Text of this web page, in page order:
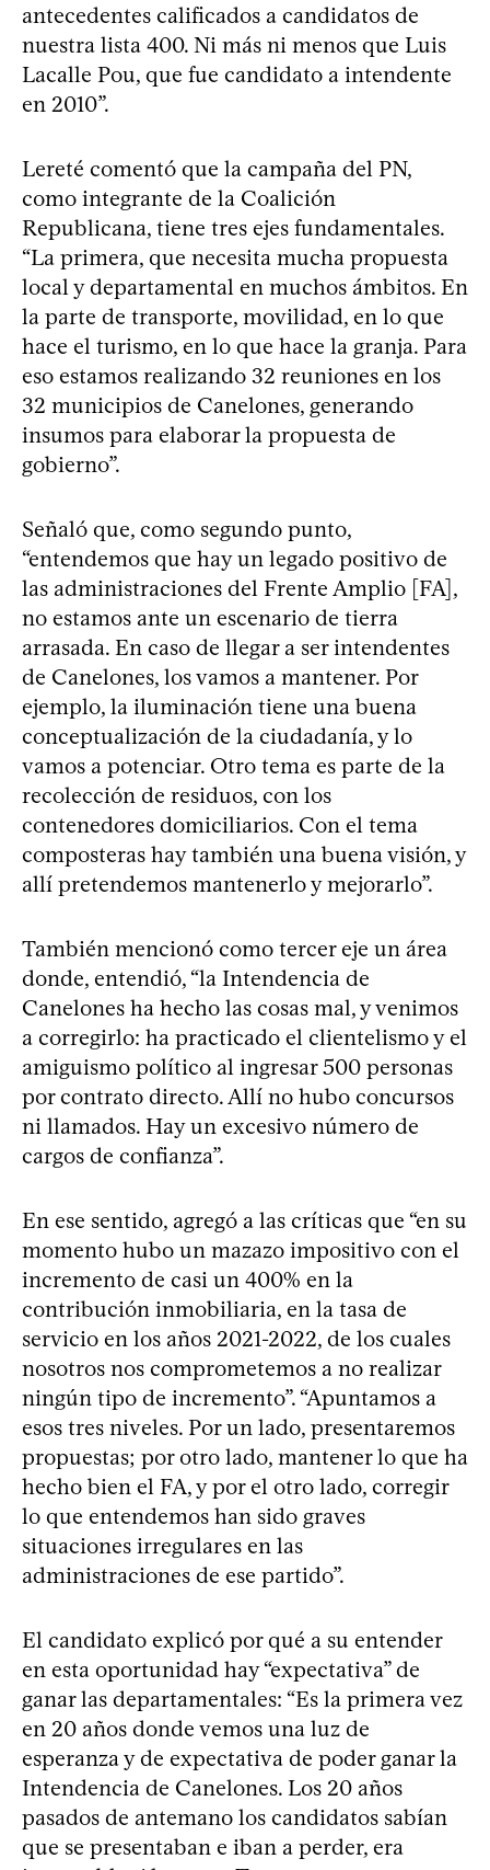
antecedentes calificados a candidatos de
nuestra lista 400. Ni más ni menos que Luis
Lacalle Pou, que fue candidato a intendente
en 2010”.
Lereté comentó que la campaña del PN,
como integrante de la Coalición
Republicana, tiene tres ejes fundamentales.
“La primera, que necesita mucha propuesta
local y departamental en muchos ámbitos. En
la parte de transporte, movilidad, en lo que
hace el turismo, en lo que hace la granja. Para
eso estamos realizando 32 reuniones en los
32 municipios de Canelones, generando
insumos para elaborar la propuesta de
gobierno”.
Señaló que, como segundo punto,
“entendemos que hay un legado positivo de
las administraciones del Frente Amplio [FA],
no estamos ante un escenario de tierra
arrasada. En caso de llegar a ser intendentes
de Canelones, los vamos a mantener. Por
ejemplo, la iluminación tiene una buena
conceptualización de la ciudadanía, y lo
vamos a potenciar. Otro tema es parte de la
recolección de residuos, con los
contenedores domiciliarios. Con el tema
composteras hay también una buena visión, y
allí pretendemos mantenerlo y mejorarlo”.
También mencionó como tercer eje un área
donde, entendió, “la Intendencia de
Canelones ha hecho las cosas mal, y venimos
a corregirlo: ha practicado el clientelismo y el
amiguismo político al ingresar 500 personas
por contrato directo. Allí no hubo concursos
ni llamados. Hay un excesivo número de
cargos de confianza”.
En ese sentido, agregó a las críticas que “en su
momento hubo un mazazo impositivo con el
incremento de casi un 400% en la
contribución inmobiliaria, en la tasa de
servicio en los años 2021-2022, de los cuales
nosotros nos comprometemos a no realizar
ningún tipo de incremento”. “Apuntamos a
esos tres niveles. Por un lado, presentaremos
propuestas; por otro lado, mantener lo que ha
hecho bien el FA, y por el otro lado, corregir
lo que entendemos han sido graves
situaciones irregulares en las
administraciones de ese partido”.
El candidato explicó por qué a su entender
en esta oportunidad hay “expectativa” de
ganar las departamentales: “Es la primera vez
en 20 años donde vemos una luz de
esperanza y de expectativa de poder ganar la
Intendencia de Canelones. Los 20 años
pasados de antemano los candidatos sabían
que se presentaban e iban a perder, era